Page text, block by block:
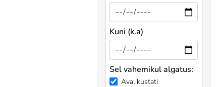
Kuni (k.a)
Sel vahemikul algatus:
Avalikustati